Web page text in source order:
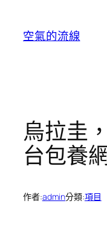
空氣的流線
烏拉圭
台包養
作者:admin分類:項目